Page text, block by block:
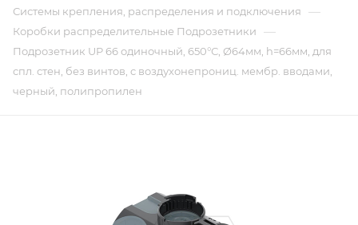
Системы крепления, распределения и подключения —
Коробки распределительные Подрозетники —
Подрозетник UP 66 одиночный, 650°С, Ø64мм, h=66мм, для
спл. стен, без винтов, c воздухонепрониц. мембр. вводами,
черный, полипропилен